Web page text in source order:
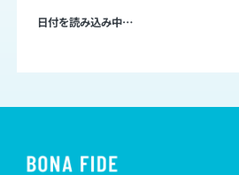
日付を読み込み中…